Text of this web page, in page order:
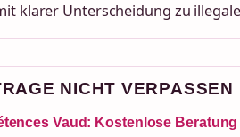
klarer Unterscheidung zu
NICHT VERPASSEN
Vaud: Kostenlose